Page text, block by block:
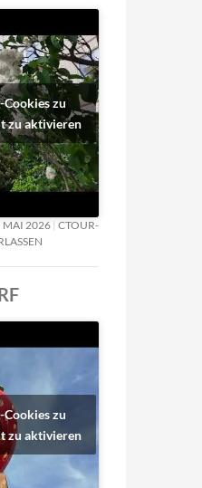
zu
zu aktivieren
MAI 2026 CTOUR-
zu
zu aktivieren